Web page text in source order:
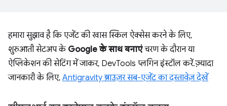
हमारा सुझाव है कि एजेंट की खास स्किल ऐक्सेस करने के लिए,
शुरुआती सेटअप के Google के साथ बनाएंचरण के दौरान या
ऐप्लिकेशन की सेटिंग में जाकर, DevTools प्लगिन इंस्टॉल करें. ज़्यादा
जानकारी के लिए, Antigravity ब्राउज़र सब-एजेंट का दस्तावेज़ देखें